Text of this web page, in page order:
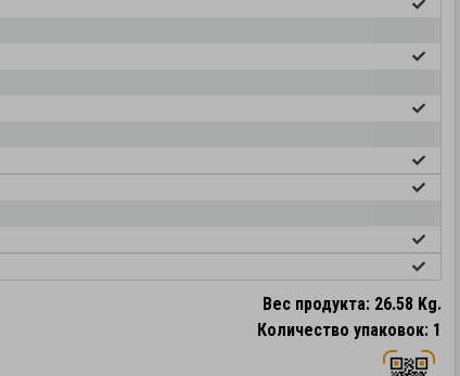
Вес продукта: 26.58 Kg.
Количество упаковок: 1